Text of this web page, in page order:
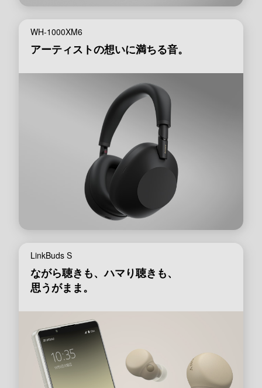
WH-1000XM6
アーティストの想いに満ちる音。
LinkBuds S
ながら聴きも、ハマり聴きも、
思うがまま。